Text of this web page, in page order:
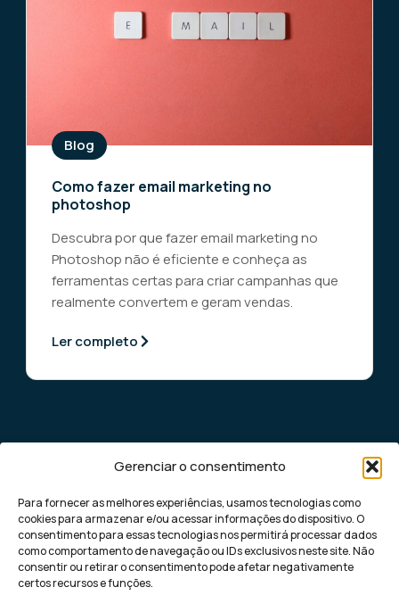
Gerenciar o consentimento
Para fornecer as melhores experiências, usamos tecnologias como
cookies para armazenar e/ou acessar informações do dispositivo. O
consentimento para essas tecnologias nos permitirá processar dados
como comportamento de navegação ou IDs exclusivos neste site. Não
consentir ou retirar o consentimento pode afetar negativamente
certos recursos e funções.
Blog
Como fazer email marketing no
photoshop
Descubra por que fazer email marketing no
Photoshop não é eficiente e conheça as
ferramentas certas para criar campanhas que
realmente convertem e geram vendas.
Ler completo
Democratizando o marketing digital de
performance para pequenas e médias